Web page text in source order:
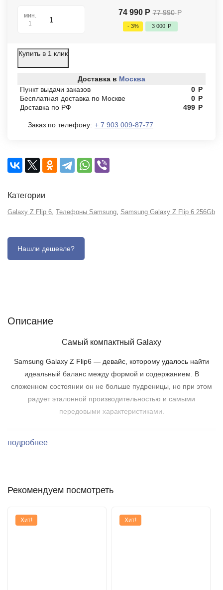
мин.
1
74 990 Р 77 990 Р
- 3% 3 000 Р
Купить в 1 клик
Доставка в Москва
Пункт выдачи заказов
0 Р
Бесплатная доставка по Москве
0 Р
Доставка по РФ
499 Р
Заказ по телефону: + 7 903 009-87-77
Категории
Galaxy Z Flip 6 Телефоны Samsung Samsung Galaxy Z Flip 6 256Gb
Описание
Самый компактный Galaxy
Samsung Galaxy Z Flip6 — девайс, которому удалось найти
идеальный баланс между формой и содержанием. В
сложенном состоянии он не больше пудреницы, но при этом
радует эталонной производительностью и самыми
передовыми характеристиками.
подробнее
Рекомендуем посмотреть
Хит! Хит!